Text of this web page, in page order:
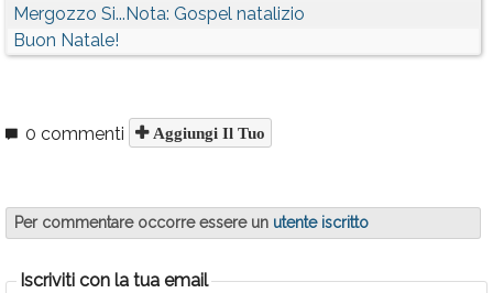
Mergozzo Si...Nota: Gospel natalizio
Buon Natale!
0 commenti Aggiungi Il Tuo
Per commentare occorre essere un utente iscritto
Iscriviti con la tua email